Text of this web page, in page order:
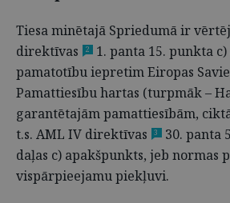
Tiesa minētajā Spriedumā ir
direktīvas
2
1. panta 15. punkta
pamatotību iepretim Eiropas
Pamattiesību hartas (turpmāk –
garantētajām pamattiesībām,
t.s. AML IV direktīvas
3
30. panta
daļas c) apakšpunkts, jeb normas
vispārpieejamu piekļuvi.